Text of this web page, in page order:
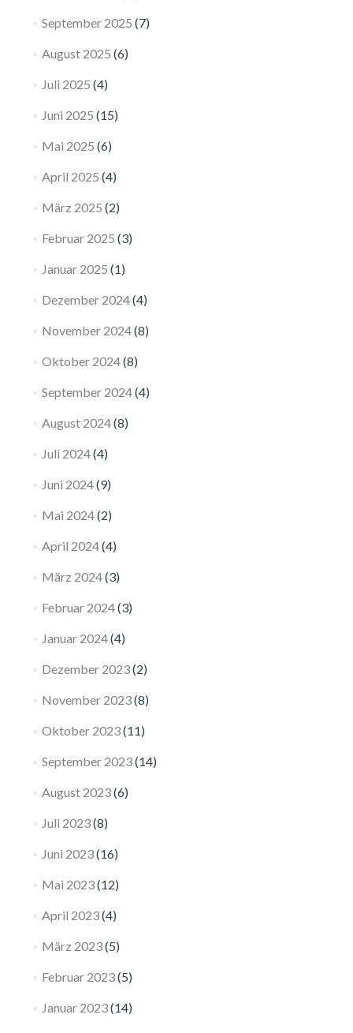
September 2025 (7)
August 2025 (6)
Juli 2025 (4)
Juni 2025 (15)
Mai 2025 (6)
April 2025 (4)
März 2025 (2)
Februar 2025 (3)
Januar 2025 (1)
Dezember 2024(4)
November 2024(8)
Oktober 2024(8)
September 2024(4)
August 2024(8)
Juli 2024(4)
Juni 2024(9)
Mai 2024(2)
April 2024(4)
März 2024(3)
Februar 2024(3)
Januar 2024(4)
Dezember 2023(2)
November 2023(8)
Oktober 2023(11)
September 2023(14)
August 2023(6)
Juli 2023(8)
Juni 2023(16)
Mai 2023(12)
April 2023(4)
März 2023(5)
Februar 2023(5)
Januar 2023(14)